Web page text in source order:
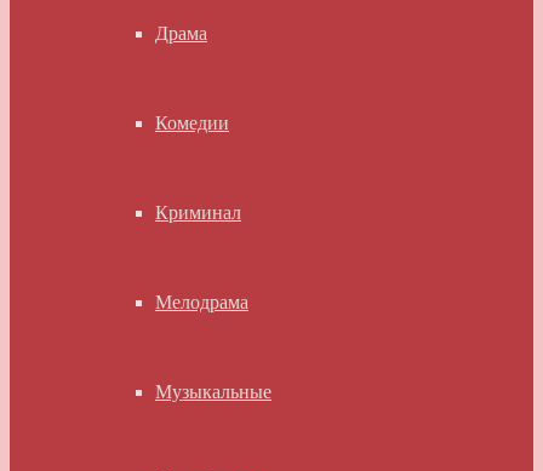
Драма
Комедии
Криминал
Мелодрама
Музыкальные